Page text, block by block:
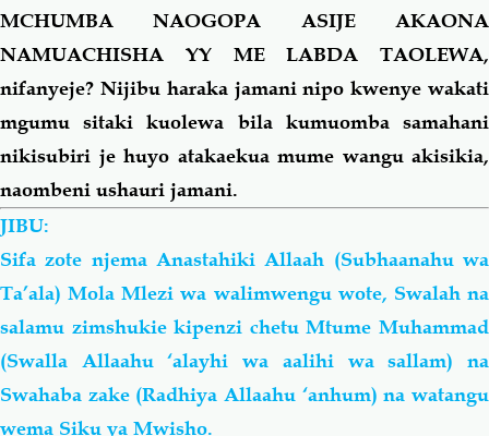
MCHUMBA NAOGOPA ASIJE AKAONA
NAMUACHISHA YY ME LABDA TAOLEWA,
nifanyeje? Nijibu haraka jamani nipo kwenye wakati
mgumu sitaki kuolewa bila kumuomba samahani
nikisubiri je huyo atakaekua mume wangu akisikia,
naombeni ushauri jamani.
JIBU:
Sifa zote njema Anastahiki Allaah (Subhaanahu wa
Ta’ala) Mola Mlezi wa walimwengu wote, Swalah na
salamu zimshukie kipenzi chetu Mtume Muhammad
(Swalla Allaahu ‘alayhi wa aalihi wa sallam) na
Swahaba zake (Radhiya Allaahu ‘anhum) na watangu
wema Siku ya Mwisho.